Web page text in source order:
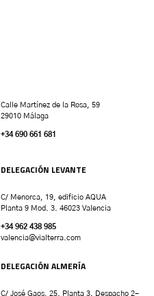
Calle Martínez de la Rosa, 59
29010 Málaga
+34 690 661 681
DELEGACIÓN LEVANTE
C/ Menorca, 19, edificio AQUA
Planta 9 Mod. 3. 46023 Valencia
+34 962 438 985
valencia@vialterra.com
DELEGACIÓN ALMERÍA
C/ José Gaos, 25. Planta 3. Despacho 2-